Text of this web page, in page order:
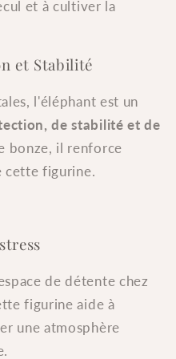
et à cultiver la
et Stabilité
l'éléphant est un
de stabilité et de
bonze, il renforce
cette figurine.
de détente chez
figurine aide à
une atmosphère